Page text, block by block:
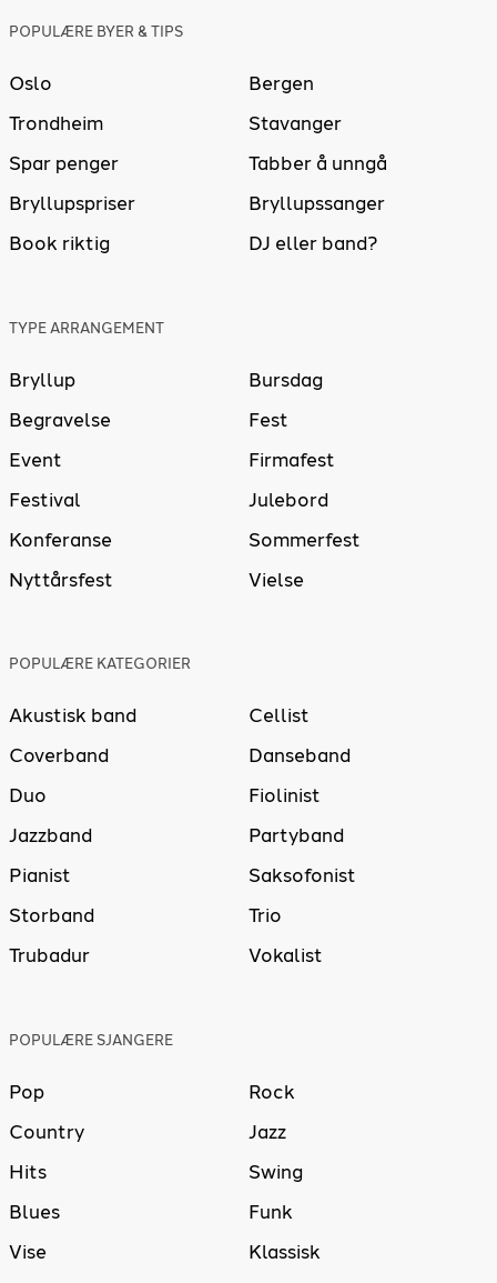
POPULÆRE BYER & TIPS
Oslo
Bergen
Trondheim
Stavanger
Spar penger
Tabber å unngå
Bryllupspriser
Bryllupssanger
Book riktig
DJ eller band?
TYPE ARRANGEMENT
Bryllup
Bursdag
Begravelse
Fest
Event
Firmafest
Festival
Julebord
Konferanse
Sommerfest
Nyttårsfest
Vielse
POPULÆRE KATEGORIER
Akustisk band
Cellist
Coverband
Danseband
Duo
Fiolinist
Jazzband
Partyband
Pianist
Saksofonist
Storband
Trio
Trubadur
Vokalist
POPULÆRE SJANGERE
Pop
Rock
Country
Jazz
Hits
Swing
Blues
Funk
Vise
Klassisk